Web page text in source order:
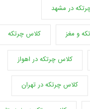
در مشهد
و مغز کلاس چرتکه
کلاس چرتکه در اهواز
کلاس چرتکه در تهران